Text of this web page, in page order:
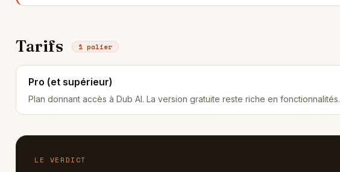
Tarifs 1 palier
Pro (et supérieur)
Plan donnant accès à Dub AI. La version gratuite reste riche en fonctionnalités.
LE VERDICT